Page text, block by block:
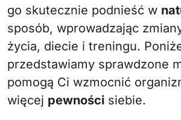
go skutecznie podnieść w
sposób, wprowadzając
życia, diecie i treningu.
przedstawiamy sprawdzone
pomogą Ci wzmocnić
więcej pewności siebie.